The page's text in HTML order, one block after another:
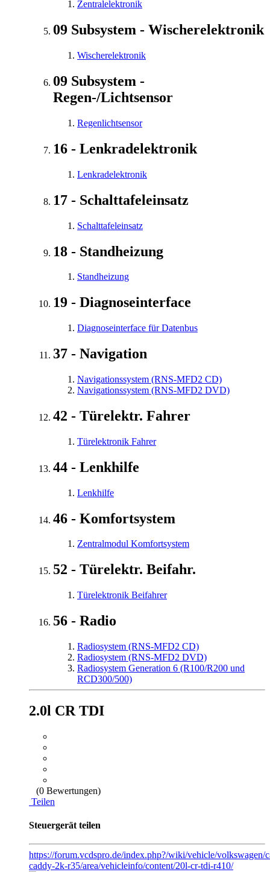
Zentralelektronik
09 Subsystem - Wischerelektronik
Wischerelektronik
09 Subsystem -
Regen-/Lichtsensor
Regenlichtsensor
16 - Lenkradelektronik
Lenkradelektronik
17 - Schalttafeleinsatz
Schalttafeleinsatz
18 - Standheizung
Standheizung
19 - Diagnoseinterface
Diagnoseinterface für Datenbus
37 - Navigation
Navigationssystem (RNS-MFD2 CD)
Navigationssystem (RNS-MFD2 DVD)
42 - Türelektr. Fahrer
Türelektronik Fahrer
44 - Lenkhilfe
Lenkhilfe
46 - Komfortsystem
Zentralmodul Komfortsystem
52 - Türelektr. Beifahr.
Türelektronik Beifahrer
56 - Radio
Radiosystem (RNS-MFD2 CD)
Radiosystem (RNS-MFD2 DVD)
Radiosystem Generation 6 (R100/R200 und
RCD300/500)
2.0l CR TDI
(0 Bewertungen)
Teilen
Steuergerät teilen
https://forum.vcdspro.de/index.php?/wiki/vehicle/volkswagen/
caddy-2k-r35/area/vehicleinfo/content/20l-cr-tdi-r410/